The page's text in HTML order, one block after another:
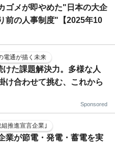
ゴメが即やめた"日本の大企
前の人事制度"【2025年10
電通が描く未来
けた課題解決力。多様な人
け合わせて挑む、これから
Sponsored
推進宣言企業｣
業が節電・発電・蓄電を実